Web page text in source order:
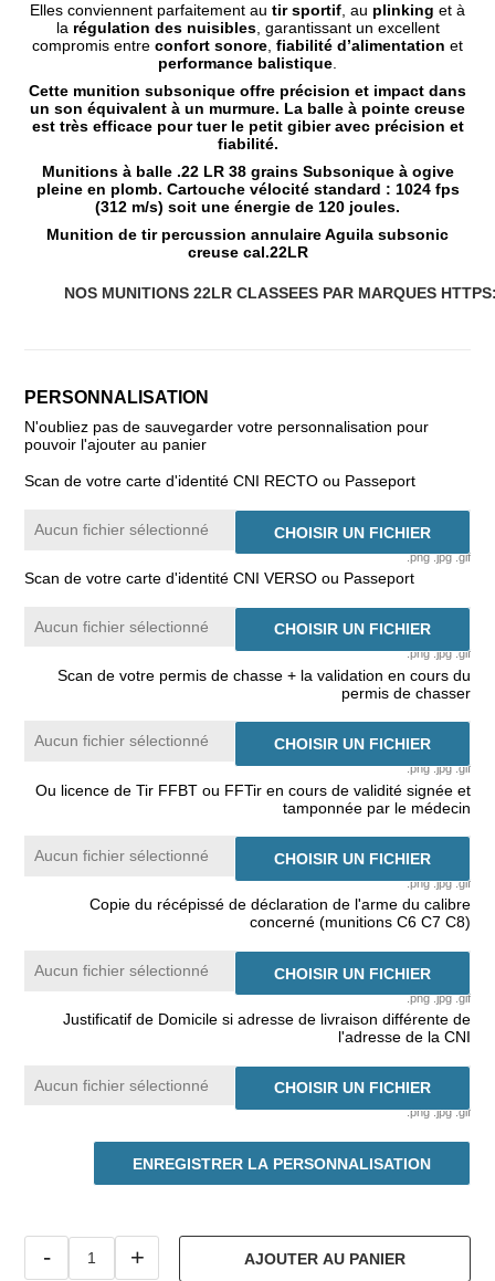
Elles conviennent parfaitement au tir sportif, au plinking et à
la régulation des nuisibles, garantissant un excellent
compromis entre confort sonore, fiabilité d’alimentation et
performance balistique.
Cette munition subsonique offre précision et impact dans
un son équivalent à un murmure. La balle à pointe creuse
est très efficace pour tuer le petit gibier avec précision et
fiabilité.
Munitions à balle .22 LR 38 grains Subsonique à ogive
pleine en plomb. Cartouche vélocité standard : 1024 fps
(312 m/s) soit une énergie de 120 joules.
Munition de tir percussion annulaire Aguila subsonic
creuse cal.22LR
NOS MUNITIONS 22LR CLASSEES PAR MARQUES
PERSONNALISATION
N'oubliez pas de sauvegarder votre personnalisation pour
pouvoir l'ajouter au panier
Scan de votre carte d'identité CNI RECTO ou Passeport
Aucun fichier sélectionné CHOISIR UN FICHIER
.png .jpg .gif
Scan de votre carte d'identité CNI VERSO ou Passeport
Aucun fichier sélectionné CHOISIR UN FICHIER
.png .jpg .gif
Scan de votre permis de chasse + la validation en cours du
permis de chasser
Aucun fichier sélectionné CHOISIR UN FICHIER
.png .jpg .gif
Ou licence de Tir FFBT ou FFTir en cours de validité signée et
tamponnée par le médecin
Aucun fichier sélectionné CHOISIR UN FICHIER
.png .jpg .gif
Copie du récépissé de déclaration de l'arme du calibre
concerné (munitions C6 C7 C8)
Aucun fichier sélectionné CHOISIR UN FICHIER
.png .jpg .gif
Justificatif de Domicile si adresse de livraison différente de
l'adresse de la CNI
Aucun fichier sélectionné CHOISIR UN FICHIER
.png .jpg .gif
ENREGISTRER LA PERSONNALISATION
- + AJOUTER AU PANIER